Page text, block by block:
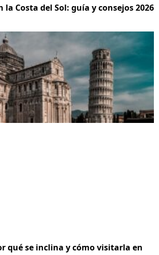
la Costa del Sol: guía y consejos 2026
qué se inclina y cómo visitarla en